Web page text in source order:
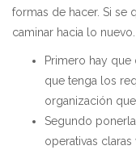
formas de hacer. Si se
caminar hacia lo nuevo.
Primero hay
que tenga los
organización
Segundo
operativas